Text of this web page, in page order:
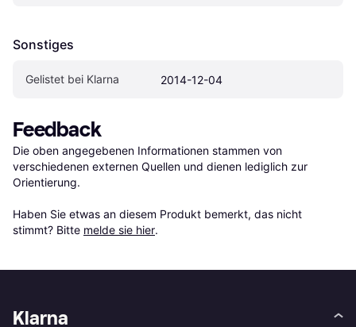
Sonstiges
Gelistet bei Klarna 2014-12-04
Feedback
Die oben angegebenen Informationen stammen von
verschiedenen externen Quellen und dienen lediglich zur
Orientierung.
Haben Sie etwas an diesem Produkt bemerkt, das nicht
stimmt? Bitte melde sie hier.
Klarna